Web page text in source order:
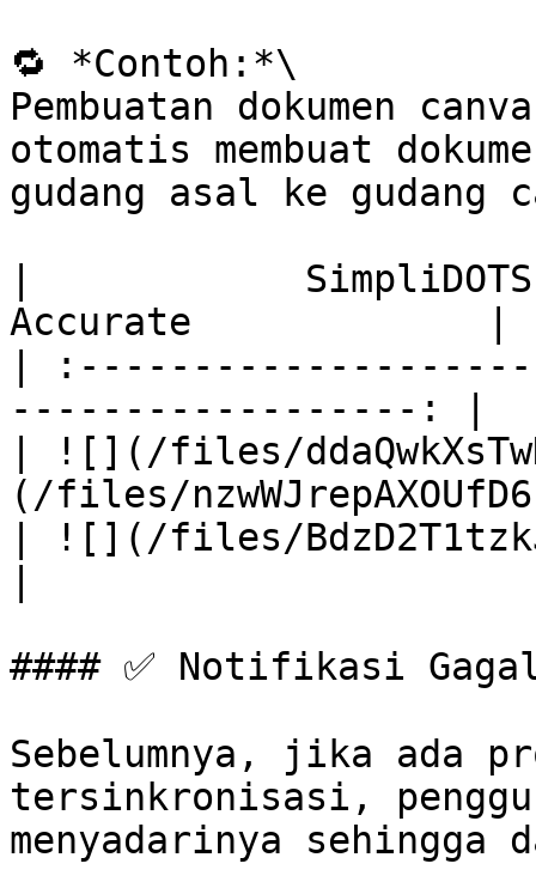
🔁 *Contoh:*\
Pembuatan dokumen
otomatis membuat
gudang asal ke gudang
|
Accurate             |
|
------------------: |
| ![](/files/
(/files/
| ![](/files/
#### ✅ Notifikasi
Sebelumnya, jika ada
tersinkronisasi,
menyadarinya